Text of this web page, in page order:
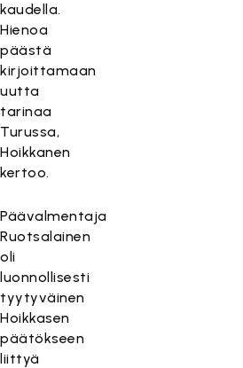
kaudella.
Hienoa
päästä
kirjoittamaan
uutta
tarinaa
Turussa,
Hoikkanen
kertoo.
Päävalmentaja
Ruotsalainen
oli
luonnollisesti
tyytyväinen
Hoikkasen
päätökseen
liittyä